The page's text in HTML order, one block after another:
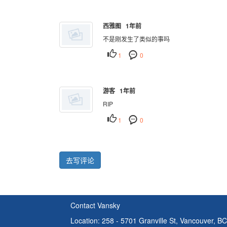
西雅图 1年前
不是刚发生了类似的事吗
1
0
游客 1年前
RIP
1
0
去写评论
Contact Vansky
Location: 258 - 5701 Granville St, Vancouver,